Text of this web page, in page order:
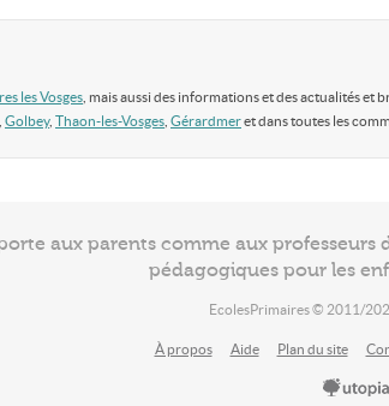
les Vosges , mais aussi des informations et des actualités et
Golbey, Thaon-les-Vosges Gérardmeret dans toutes les
aux parents comme aux
pédagogiques pour les
EcolesPrimaires © 2011/
À propos Aide Plan du site